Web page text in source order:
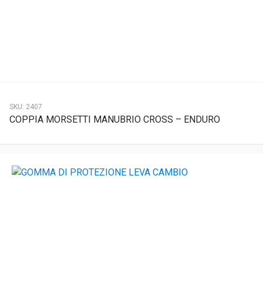
SKU: 2407
COPPIA MORSETTI MANUBRIO CROSS – ENDURO